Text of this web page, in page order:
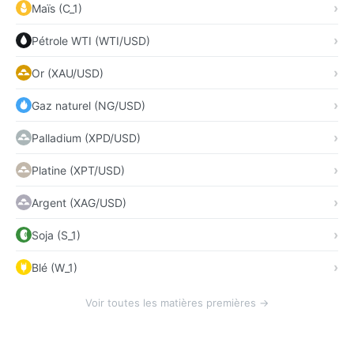
Maïs (C_1)
Pétrole WTI (WTI/USD)
Or (XAU/USD)
Gaz naturel (NG/USD)
Palladium (XPD/USD)
Platine (XPT/USD)
Argent (XAG/USD)
Soja (S_1)
Blé (W_1)
Voir toutes les matières premières →